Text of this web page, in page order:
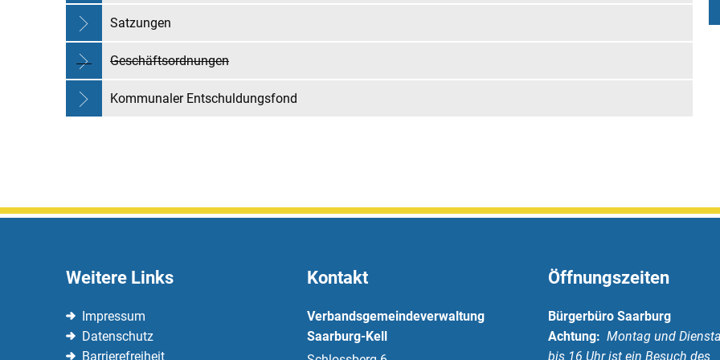
SatzungenSatzungen
Geschäftsordnungen
Kommunaler Entschuldungsfond
Weitere Links
Impressum
Datenschutz
Barrierefreiheit
Kontakt
Verbandsgemeindeverwaltung
Saarburg-Kell
Öffnungszeiten
Bürgerbüro Saarburg
Achtung: Montag und
bis 16 Uhr ist ein Besuch des